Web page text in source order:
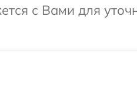
с Вами для